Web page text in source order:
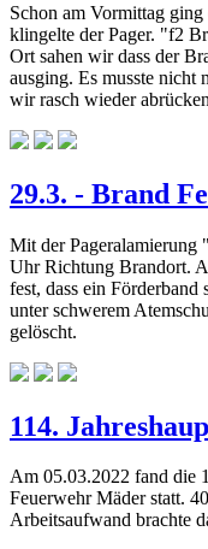
Schon am Vormittag
klingelte der Pager. "f2
Ort sahen wir dass der
ausging. Es musste nicht
wir rasch wieder
29.3. - Brand
Mit der
Uhr Richtung Brandort.
fest, dass ein
unter schwerem
gelöscht.
114.
Am 05.03.2022 fand die
Feuerwehr Mäder statt.
Arbeitsaufwand brachte